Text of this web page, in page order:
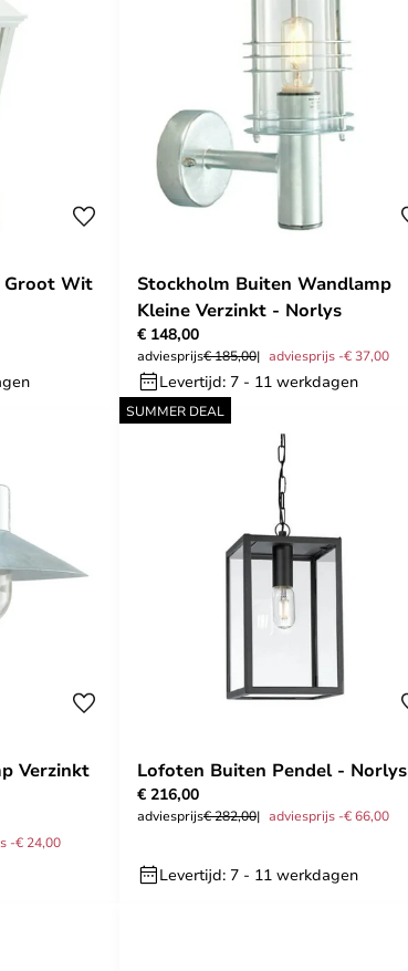
Groot Wit
Stockholm Buiten Wandlamp
Kleine Verzinkt - Norlys
€ 148,00
adviesprijs€ 185,00 adviesprijs -€ 37,00
Levertijd: 7 - 11 werkdagen
Verzinkt
-€ 24,00
SUMMER DEAL
Lofoten Buiten Pendel - Norlys
€ 216,00
adviesprijs€ 282,00 adviesprijs -€ 66,00
Levertijd: 7 - 11 werkdagen